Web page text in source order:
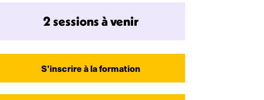
2 sessions à venir
S'inscrire à la formation